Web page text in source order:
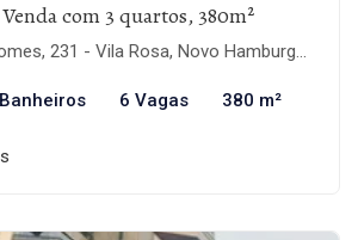
com 3 quartos, 380m²
231 - Vila Rosa, Novo Hamburgo-RS
6 Vagas 380 m²